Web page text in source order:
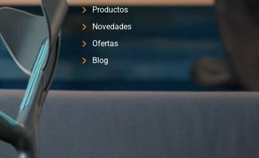
Productos
Novedades
Ofertas
Blog